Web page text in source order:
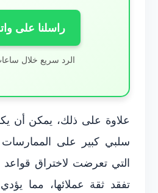
راسلنا على
الرد سريع خلال
علاوة على ذلك، يمكن أن
سلبي كبير على الممارسات
التي تعرضت لاختراق قواعد
تفقد ثقة عملائها، مما